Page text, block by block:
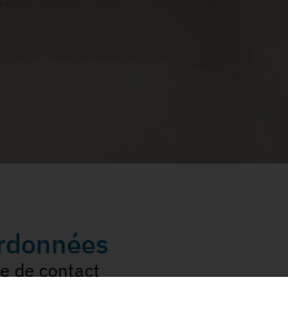
de contact